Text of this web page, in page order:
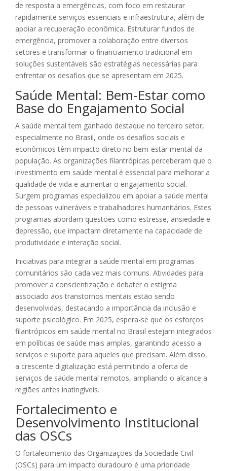
de resposta a emergências, com foco em restaurar
rapidamente serviços essenciais e infraestrutura, além de
apoiar a recuperação econômica. Estruturar fundos de
emergência, promover a colaboração entre diversos
setores e transformar o financiamento tradicional em
soluções sustentáveis são estratégias necessárias para
enfrentar os desafios que se apresentam em 2025.
Saúde Mental: Bem-Estar como
Base do Engajamento Social
A saúde mental tem ganhado destaque no terceiro setor,
especialmente no Brasil, onde os desafios sociais e
econômicos têm impacto direto no bem-estar mental da
população. As organizações filantrópicas perceberam que o
investimento em saúde mental é essencial para melhorar a
qualidade de vida e aumentar o engajamento social.
Surgem programas especializou em apoiar a saúde mental
de pessoas vulneráveis e trabalhadores humanitários. Estes
programas abordam questões como estresse, ansiedade e
depressão, que impactam diretamente na capacidade de
produtividade e interação social.
Iniciativas para integrar a saúde mental em programas
comunitários são cada vez mais comuns. Atividades para
promover a conscientização e debater o estigma
associado aos transtornos mentais estão sendo
desenvolvidas, destacando a importância da inclusão e
suporte psicológico. Em 2025, espera-se que os esforços
filantrópicos em saúde mental no Brasil estejam integrados
em políticas de saúde mais amplas, garantindo acesso a
serviços e suporte para aqueles que precisam. Além disso,
a crescente digitalização está permitindo a oferta de
serviços de saúde mental remotos, ampliando o alcance a
regiões antes inatingíveis.
Fortalecimento e
Desenvolvimento Institucional
das OSCs
O fortalecimento das Organizações da Sociedade Civil
(OSCs) para um impacto duradouro é uma prioridade